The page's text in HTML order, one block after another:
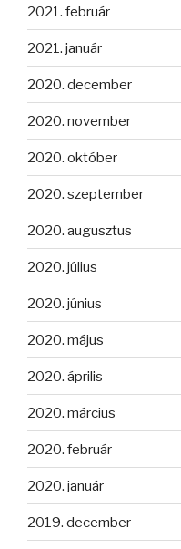
2021. február
2021. január
2020. december
2020. november
2020. október
2020. szeptember
2020. augusztus
2020. július
2020. június
2020. május
2020. április
2020. március
2020. február
2020. január
2019. december